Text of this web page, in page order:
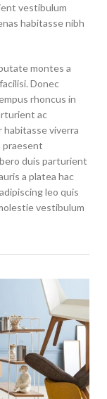
vestibulum
habitasse nibh
montes a
Donec
rhoncus in
ac
habitasse viverra
praesent
duis parturient
a platea hac
leo quis
vestibulum